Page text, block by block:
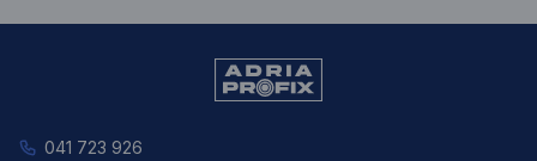
041 723 926